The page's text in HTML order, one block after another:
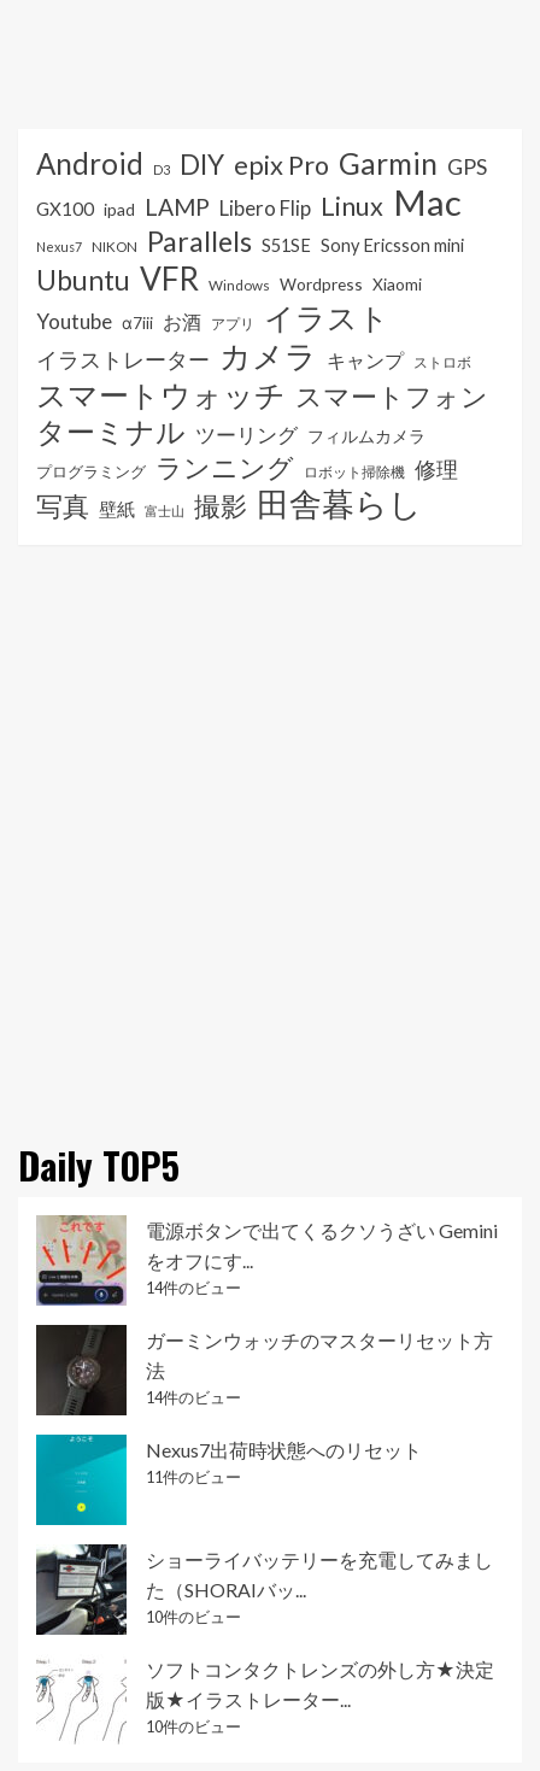
Android D3 DIY epix Pro Garmin GPS
GX100 ipad LAMP Libero Flip Linux Mac
Nexus7 NIKON Parallels S51SE Sony Ericsson mini
Ubuntu VFR Windows Wordpress Xiaomi
Youtube α7iii お酒 アプリ イラスト
イラストレーター カメラ キャンプ ストロボ
スマートウォッチ スマートフォン
ターミナル ツーリング フィルムカメラ
プログラミング ランニング ロボット掃除機 修理
写真 壁紙 富士山 撮影 田舎暮らし
Daily TOP5
電源ボタンで出てくるクソうざい Gemini
をオフにす...
14件のビュー
ガーミンウォッチのマスターリセット方
法
14件のビュー
Nexus7出荷時状態へのリセット
11件のビュー
ショーライバッテリーを充電してみまし
た（SHORAIバッ...
10件のビュー
ソフトコンタクトレンズの外し方★決定
版★イラストレーター...
10件のビュー